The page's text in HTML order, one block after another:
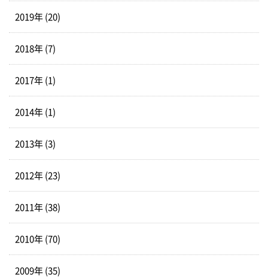
2019年 (20)
2018年 (7)
2017年 (1)
2014年 (1)
2013年 (3)
2012年 (23)
2011年 (38)
2010年 (70)
2009年 (35)